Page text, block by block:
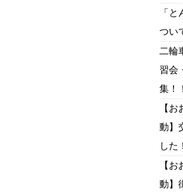
「
つい
二輪
習会
集！！
【
動】
し
【
動】